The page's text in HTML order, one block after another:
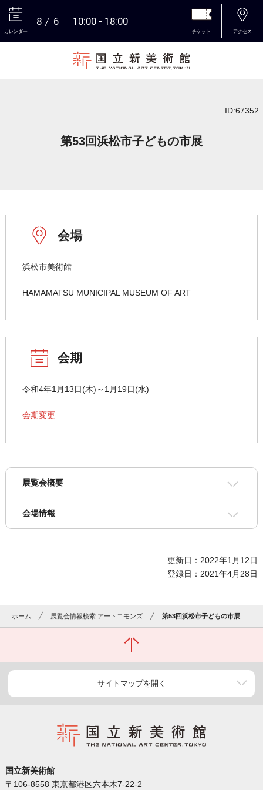
カレンダー
8 6 10:00 18:00
チケット アクセス
ID:67352
第53回浜松市子どもの市展
会場
浜松市美術館
HAMAMATSU MUNICIPAL MUSEUM OF ART
会期
令和4年1月13日(木)～1月19日(水)
会期変更
展覧会概要
会場情報
更新日：2022年1月12日
登録日：2021年4月28日
ホーム 展覧会情報検索 アートコモンズ 第53回浜松市子どもの市展
サイトマップを開く
国立新美術館
〒106-8558 東京都港区六本木7-22-2